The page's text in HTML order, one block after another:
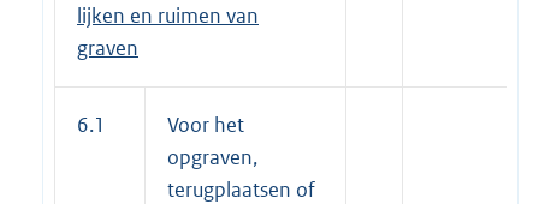
lijken en ruimen van
graven
6.1
Voor het
opgraven,
terugplaatsen of